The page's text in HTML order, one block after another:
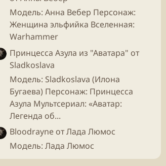
Модель: Анна Вебер Персонаж:
Женщина эльфийка Вселенная:
Warhammer
Принцесса Азула из "Аватара" от
Sladkoslava
Модель: Sladkoslava (Илона
Бугаева) Персонаж: Принцесса
Азула Мультсериал: «Аватар:
Легенда об...
Bloodrayne от Лада Люмос
Модель: Лада Люмос